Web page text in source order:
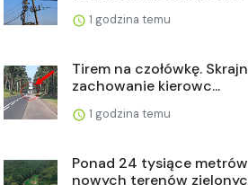
1 godzina temu
Tirem na czołówkę.
zachowanie kierowc...
1 godzina temu
Ponad 24 tysiące
nowych terenów